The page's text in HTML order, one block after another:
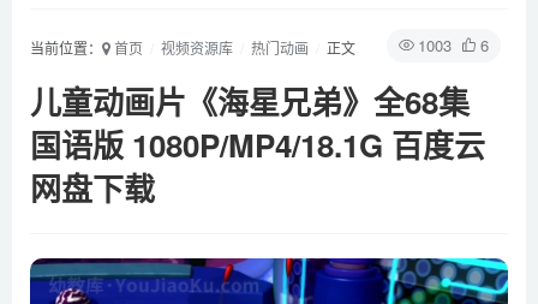
1003 6
当前位置： 首页 视频资源库 热门动画 正文
儿童动画片《海星兄弟》全68集
国语版 1080P/MP4/18.1G 百度云
网盘下载